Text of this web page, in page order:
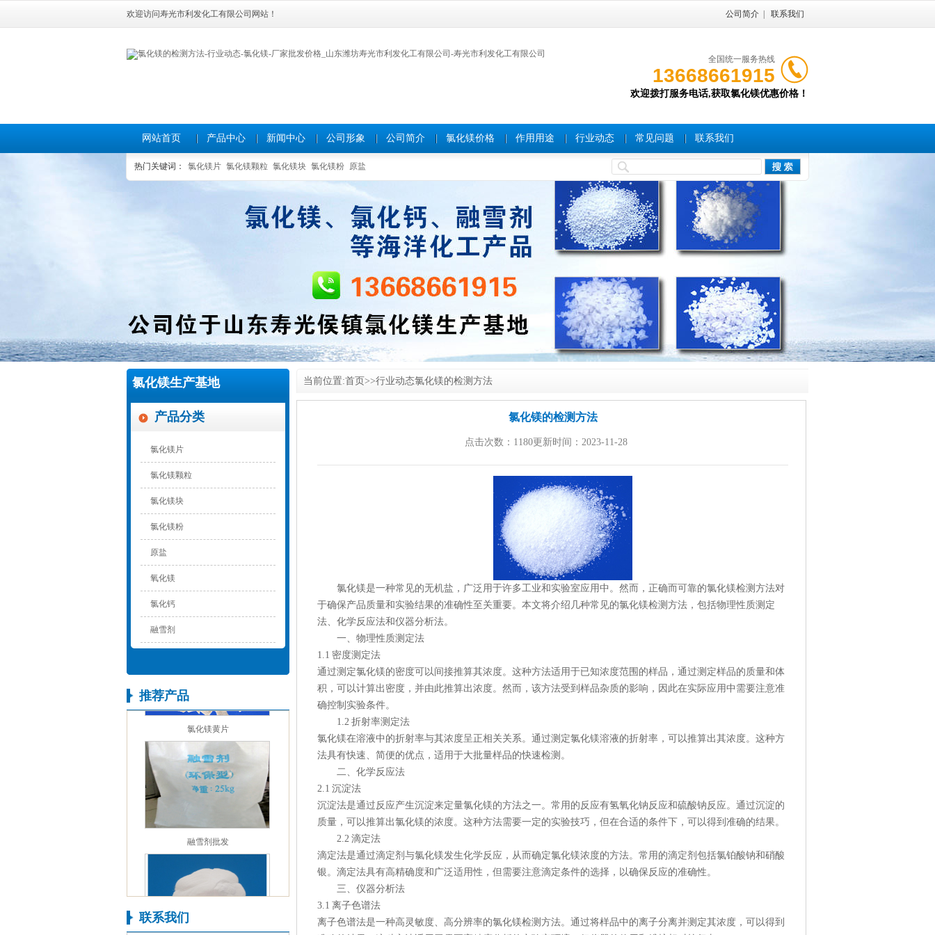
欢迎访问寿光市利发化工有限公司网站！ 公司简介 联系我们
全国统一服务热线
13668661915
欢迎拨打服务电话,获取氯化镁优惠价格！
网站首页 产品中心 新闻中心 公司形象 公司简介 氯化镁价格 作用用途 行业动态 常见问题 联系我们
热门关键词： 氯化镁片 氯化镁颗粒 氯化镁块 氯化镁粉 原盐
氯化镁生产基地
产品分类
氯化镁片
氯化镁颗粒
氯化镁块
氯化镁粉
原盐
氧化镁
氯化钙
融雪剂
推荐产品
联系我们
当前位置:首页 >>行业动态氯化镁的检测方法
氯化镁的检测方法
点击次数：1180更新时间：2023-11-28
氯化镁是一种常见的无机盐，广泛用于许多工业和实验室应用中。然而，正确而可靠的氯化镁检测方法对
于确保产品质量和实验结果的准确性至关重要。本文将介绍几种常见的氯化镁检测方法，包括物理性质测定
法、化学反应法和仪器分析法。
一、物理性质测定法
1.1 密度测定法
通过测定氯化镁的密度可以间接推算其浓度。这种方法适用于已知浓度范围的样品，通过测定样品的质量和体
积，可以计算出密度，并由此推算出浓度。然而，该方法受到样品杂质的影响，因此在实际应用中需要注意准
确控制实验条件。
1.2 折射率测定法
氯化镁在溶液中的折射率与其浓度呈正相关关系。通过测定氯化镁溶液的折射率，可以推算出其浓度。这种方
法具有快速、简便的优点，适用于大批量样品的快速检测。
二、化学反应法
2.1 沉淀法
沉淀法是通过反应产生沉淀来定量氯化镁的方法之一。常用的反应有氢氧化钠反应和硫酸钠反应。通过沉淀的
质量，可以推算出氯化镁的浓度。这种方法需要一定的实验技巧，但在合适的条件下，可以得到准确的结果。
2.2 滴定法
滴定法是通过滴定剂与氯化镁发生化学反应，从而确定氯化镁浓度的方法。常用的滴定剂包括氯铂酸钠和硝酸
银。滴定法具有高精确度和广泛适用性，但需要注意滴定条件的选择，以确保反应的准确性。
三、仪器分析法
3.1 离子色谱法
离子色谱法是一种高灵敏度、高分辨率的氯化镁检测方法。通过将样品中的离子分离并测定其浓度，可以得到